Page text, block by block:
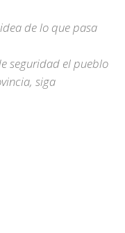
de lo que pasa
seguridad el pueblo
siga